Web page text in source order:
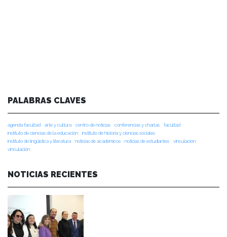
PALABRAS CLAVES
agenda facultad arte y cultura centro de noticias conferencias y charlas
facultad
instituto de ciencias de la educación
instituto de historia y ciencias sociales
instituto de lingüística y literatura
noticias de académicos noticias de estudiantes
vinculacion
vinculación
NOTICIAS RECIENTES